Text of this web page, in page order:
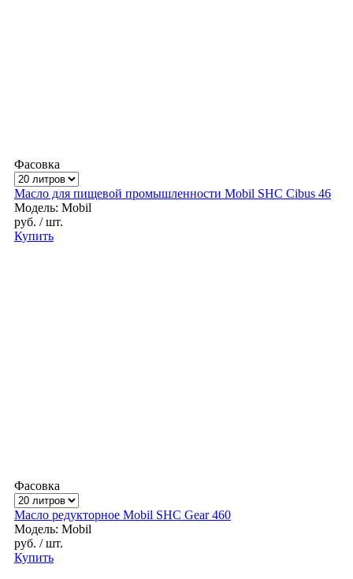
Фасовка
Масло для пищевой промышленности Mobil SHC Cibus 46
Модель: Mobil
руб. / шт.
Купить
Фасовка
Масло редукторное Mobil SHC Gear 460
Модель: Mobil
руб. / шт.
Купить